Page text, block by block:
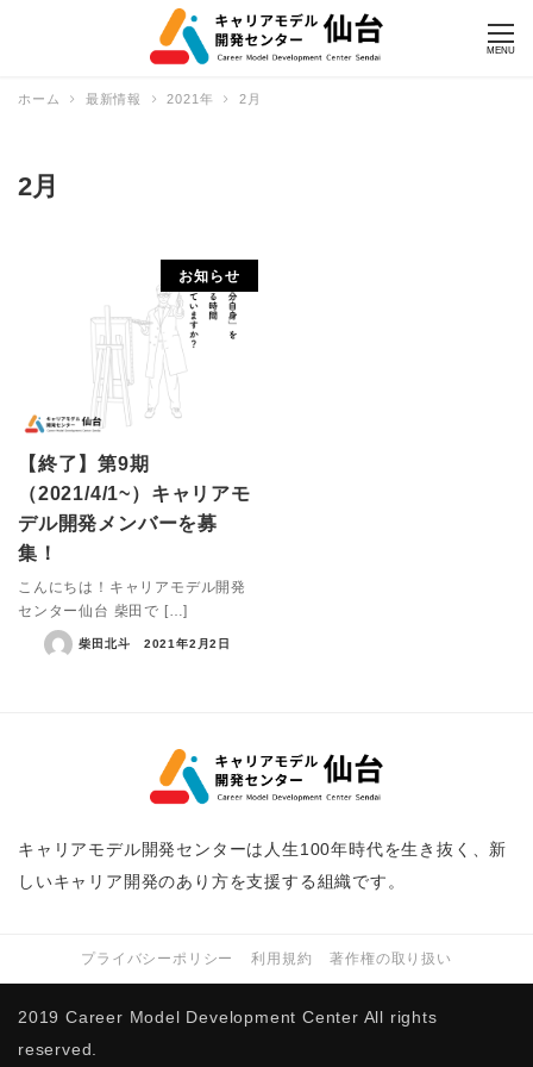
MENU
ホーム 最新情報 2021年 2月
2月
お知らせ
【終了】第9期
（2021/4/1~）キャリアモ
デル開発メンバーを募
集！
こんにちは！キャリアモデル開発
センター仙台 柴田で […]
柴田北斗 2021年2月2日
キャリアモデル開発センターは人生100年時代を生き抜く、新
しいキャリア開発のあり方を支援する組織です。
プライバシーポリシー 利用規約 著作権の取り扱い
2019 Career Model Development Center All rights
reserved.